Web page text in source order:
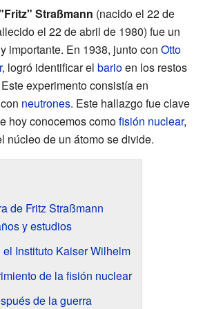
Straßmann (nacido el 22 de
el 22 de abril de 1980) fue un
importante. En 1938, junto con Otto
, logró identificar el barioen los restos
experimento consistía en
con neutrones. Este hallazgo fue clave
hoy conocemos comofisión nuclear,
núcleo de un átomo se divide.
de Fritz Straßmann
y estudios
el Instituto Kaiser Wilhelm
de la fisión nuclear
de la guerra